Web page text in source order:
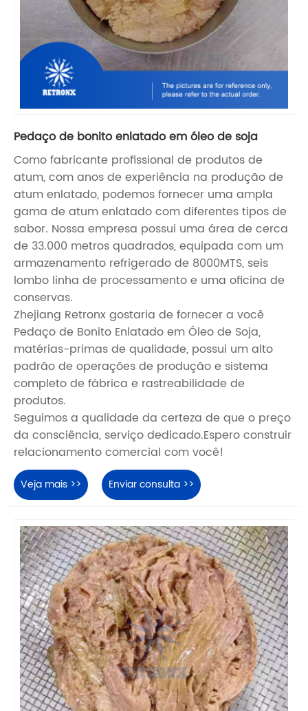
Pedaço de bonito enlatado em óleo de soja
Como fabricante profissional de produtos de
atum, com anos de experiência na produção de
atum enlatado, podemos fornecer uma ampla
gama de atum enlatado com diferentes tipos de
sabor. Nossa empresa possui uma área de cerca
de 33.000 metros quadrados, equipada com um
armazenamento refrigerado de 8000MTS, seis
lombo linha de processamento e uma oficina de
conservas.
Zhejiang Retronx gostaria de fornecer a você
Pedaço de Bonito Enlatado em Óleo de Soja,
matérias-primas de qualidade, possui um alto
padrão de operações de produção e sistema
completo de fábrica e rastreabilidade de
produtos.
Seguimos a qualidade da certeza de que o preço
da consciência, serviço dedicado.Espero construir
relacionamento comercial com você!
Veja mais >> Enviar consulta >>